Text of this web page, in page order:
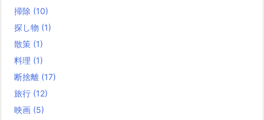
掃除 (10)
探し物 (1)
散策 (1)
料理 (1)
断捨離 (17)
旅行 (12)
映画 (5)